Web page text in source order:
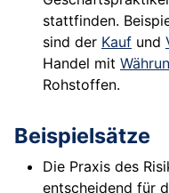
stattfinden.
sind der Kauf und
Handel mit
Rohstoffen.
Beispielsätze
Die Praxis des
entscheidend für